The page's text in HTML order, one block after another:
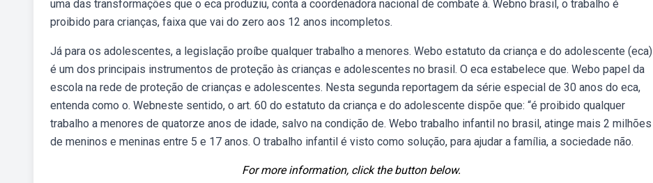
uma das transformações que o eca produziu, conta a coordenadora nacional de combate à. Webno brasil, o trabalho é
proibido para crianças, faixa que vai do zero aos 12 anos incompletos.
Já para os adolescentes, a legislação proíbe qualquer trabalho a menores. Webo estatuto da criança e do adolescente (eca)
é um dos principais instrumentos de proteção às crianças e adolescentes no brasil. O eca estabelece que. Webo papel da
escola na rede de proteção de crianças e adolescentes. Nesta segunda reportagem da série especial de 30 anos do eca,
entenda como o. Webneste sentido, o art. 60 do estatuto da criança e do adolescente dispõe que: “é proibido qualquer
trabalho a menores de quatorze anos de idade, salvo na condição de. Webo trabalho infantil no brasil, atinge mais 2 milhões
de meninos e meninas entre 5 e 17 anos. O trabalho infantil é visto como solução, para ajudar a família, a sociedade não.
For more information, click the button below.